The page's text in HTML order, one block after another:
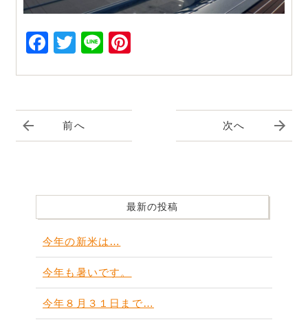
Facebook
Twitter
Line
前へ 次へ
最新の投稿
今年の新米は…
今年も暑いです。
今年８月３１日まで…